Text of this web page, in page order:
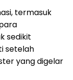
termasuk
sedikit
setelah
yang digelar